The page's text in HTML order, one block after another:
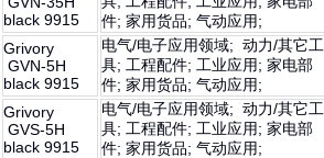
black 9915
件; 家用货品; 气动应用;
Grivory
GVN-5H
black 9915
电气/电子应用领域; 动力/其它工
具; 工程配件; 工业应用; 家电部
件; 家用货品; 气动应用;
Grivory
GVS-5H
black 9915
电气/电子应用领域; 动力/其它工
具; 工程配件; 工业应用; 家电部
件; 家用货品; 气动应用;